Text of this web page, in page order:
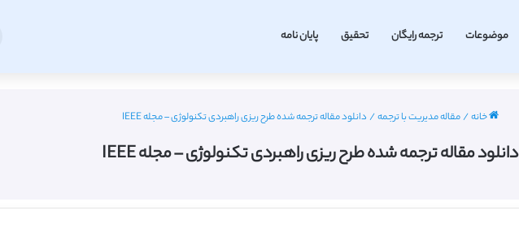
موضوعات ترجمه رایگان تحقیق پایان نامه
خانه/مقاله مدیریت با ترجمه/ دانلود مقاله ترجمه شده طرح ریزی راهبردی تکنولوژی – مجله IEEE
دانلود مقاله ترجمه شده طرح ریزی راهبردی تکنولوژی – مجله IEEE